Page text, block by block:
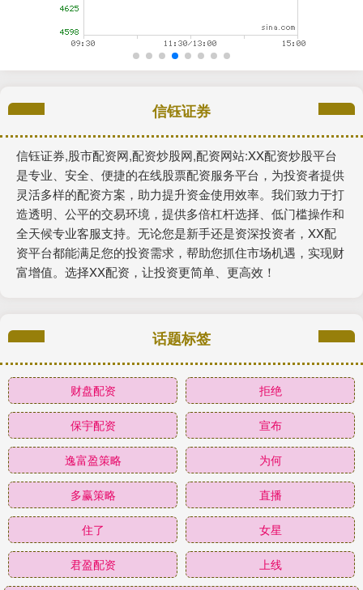
信钰证券
信钰证券,股市配资网,配资炒股网,配资网站:XX配资炒股平台
是专业、安全、便捷的在线股票配资服务平台，为投资者提供
灵活多样的配资方案，助力提升资金使用效率。我们致力于打
造透明、公平的交易环境，提供多倍杠杆选择、低门槛操作和
全天候专业客服支持。无论您是新手还是资深投资者，XX配
资平台都能满足您的投资需求，帮助您抓住市场机遇，实现财
富增值。选择XX配资，让投资更简单、更高效！
话题标签
财盘配资 拒绝
保宇配资 宣布
逸富盈策略 为何
多赢策略 直播
住了 女星
君盈配资 上线